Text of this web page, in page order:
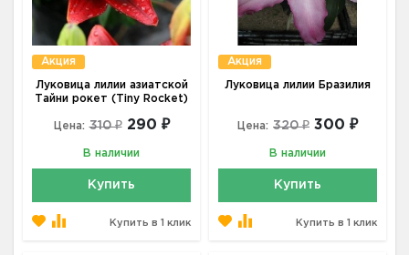
Акция
Луковица лилии азиатской
Тайни рокет (Tiny Rocket)
Цена: 310 ₽ 290 ₽
В наличии
Купить
Купить в 1 клик
Акция
Луковица лилии Бразилия
Цена: 320 ₽ 300 ₽
В наличии
Купить
Купить в 1 клик